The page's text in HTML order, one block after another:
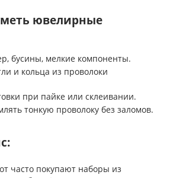
ювелирные
бусины, мелкие компоненты.
и кольца из проволоки
при пайке или склеивании.
тонкую проволоку без заломов.
часто покупают наборы из